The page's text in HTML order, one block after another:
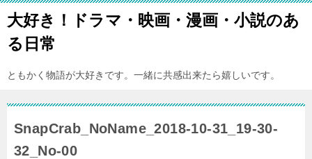
大好き！ドラマ・映画・漫画・小説のあ
る日常
ともかく物語が大好きです。一緒に共感出来たら嬉しいです。
SnapCrab_NoName_2018-10-31_19-30-
32_No-00